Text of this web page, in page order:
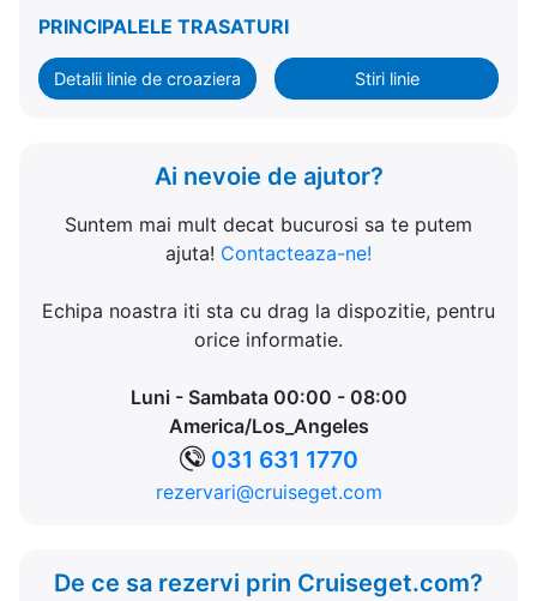
PRINCIPALELE TRASATURI
Detalii linie de croaziera Stiri linie
Ai nevoie de ajutor?
Suntem mai mult decat bucurosi sa te putem
ajuta! Contacteaza-ne!
Echipa noastra iti sta cu drag la dispozitie, pentru
orice informatie.
Luni - Sambata 00:00 - 08:00
America/Los_Angeles
031 631 1770
rezervari@cruiseget.com
De ce sa rezervi prin Cruiseget.com?